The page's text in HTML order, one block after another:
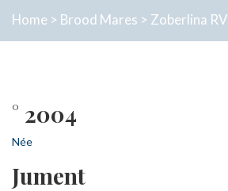
Home > Brood Mares > Zoberlina RV
° 2004
Née
Jument